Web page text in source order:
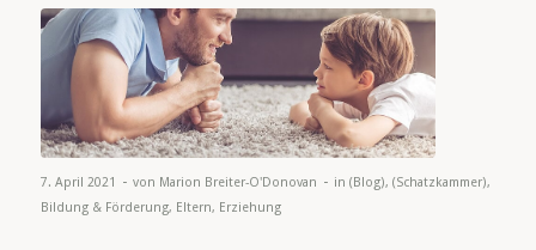
7. April 2021 - von Marion Breiter-O'Donovan - in (Blog), (Schatzkammer),
Bildung & Förderung, Eltern, Erziehung